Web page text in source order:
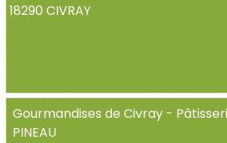
18290 CIVRAY
Gourmandises de Civray -
PINEAU